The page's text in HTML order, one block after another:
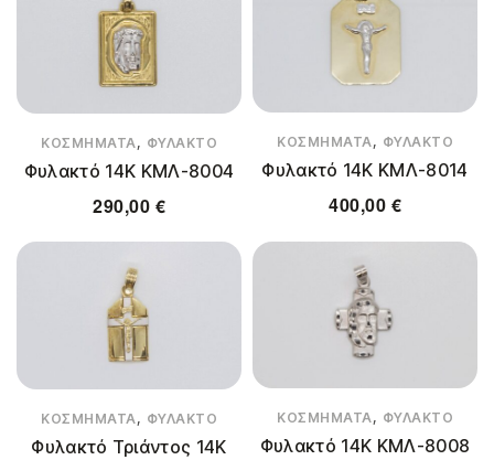
ΚΟΣΜΉΜΑΤΑ, ΦΥΛΑΚΤΌ
Φυλακτό 14Κ ΚΜΛ-8004
290,00 €
ΚΟΣΜΉΜΑΤΑ, ΦΥΛΑΚΤΌ
Φυλακτό 14Κ ΚΜΛ-8014
400,00 €
ΚΟΣΜΉΜΑΤΑ , ΦΥΛΑΚΤΌ
Φυλακτό Τριάντος 14Κ
ΚΟΣΜΉΜΑΤΑ, ΦΥΛΑΚΤΌ
Φυλακτό 14Κ ΚΜΛ-8008